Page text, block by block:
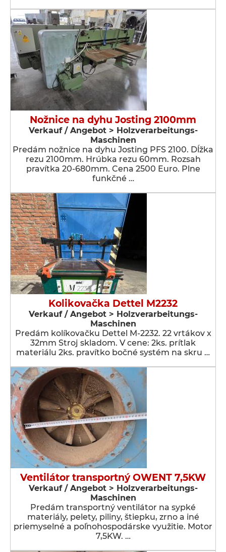
Nožnice na dyhu Josting 2100mm
Verkauf / Angebot > Holzverarbeitungs-
Maschinen
Predám nožnice na dyhu Josting PFS 2100. Dĺžka
rezu 2100mm. Hrúbka rezu 60mm. Rozsah
pravítka 20-680mm. Cena 2500 Euro. Plne
funkčné …
Kolikovačka Dettel M2232
Verkauf / Angebot > Holzverarbeitungs-
Maschinen
Predám kolíkovačku Dettel M-2232. 22 vrtákov x
32mm Stroj skladom. V cene: 2ks. prítlak
materiálu 2ks. pravítko bočné systém na skru …
Ventilátor transportný OWENT 7,5KW
Verkauf / Angebot > Holzverarbeitungs-
Maschinen
Predám transportný ventilátor na sypké
materiály, pelety, piliny, štiepku, zrno a iné
priemyselné a poľnohospodárske využitie. Motor
7,5KW. …